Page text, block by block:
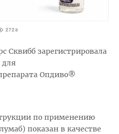
2728
Сквибб зарегистрировала
для
Опдиво®
по применению
показан в качестве